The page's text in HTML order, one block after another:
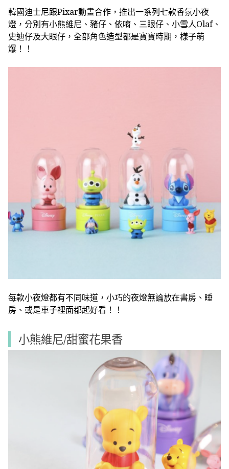
韓國迪士尼跟Pixar動畫合作，推出一系列七款香氛小夜
燈，分別有小熊維尼、豬仔、依唷、三眼仔、小雪人Olaf、
史迪仔及大眼仔，全部角色造型都是寶寶時期，樣子萌
爆！！
每款小夜燈都有不同味道，小巧的夜燈無論放在書房、睡
房、或是車子裡面都起好看！！
小熊維尼/甜蜜花果香